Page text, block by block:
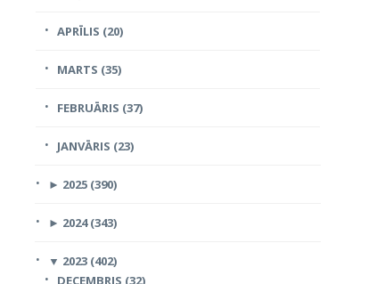
APRĪLIS (20)
MARTS (35)
FEBRUĀRIS (37)
JANVĀRIS (23)
► 2025 (390)
► 2024 (343)
▼ 2023 (402)
DECEMBRIS (32)